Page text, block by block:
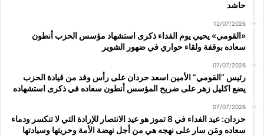
حاشد
12/07/2026
«القومي» يحيي يوم الفداء ذكرى استشهاد مؤسس الحزب أنطون
سعاده بوقفة ولقاء حواري في ضهور الشوير
07/07/2026
رئيس “القومي” الأمين اسعد حردان على رأس وفد من قيادة الحزب
يضع اكليل زهر على ضريح المؤسس أنطون سعاده في ذكرى استشهاده
07/07/2026
حردان: عيد الفداء في 8 تموز هو عيد الانتصار للإرادة التي لا تنكسر ودماء
سعاده ومَن سار على نهجه هي من أجل نهضة الأمة وحريتها وسيادتها